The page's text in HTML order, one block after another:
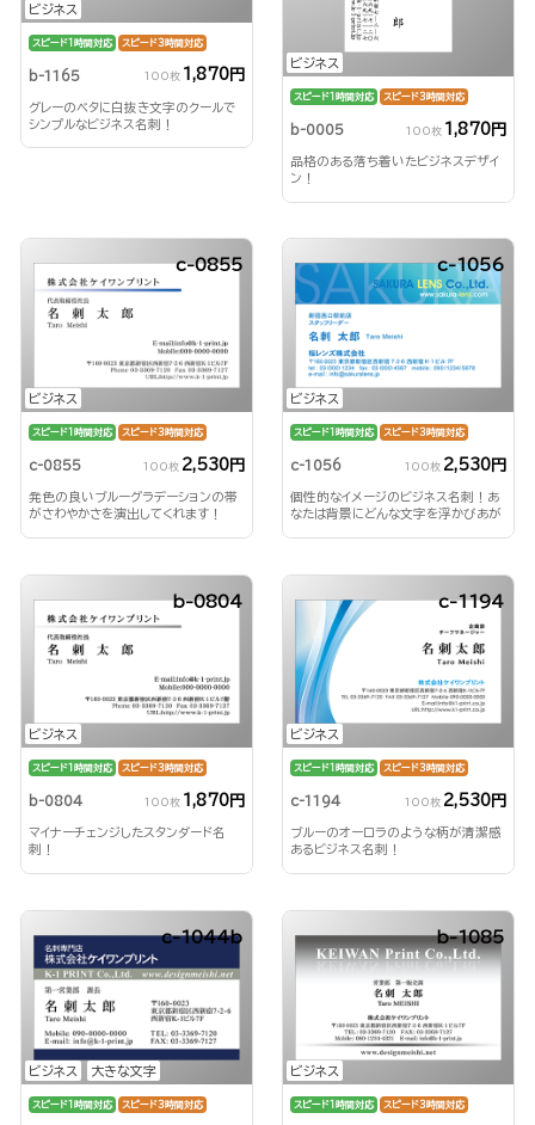
ビジネス
スピード1時間対応 スピード3時間対応
b-1165 100枚 1,870円
グレーのベタに白抜き文字のクールで
シンプルなビジネス名刺！
ビジネス
スピード1時間対応 スピード3時間対応
b-0005 100枚 1,870円
品格のある落ち着いたビジネスデザイ
ン！
ビジネス
c-0855
スピード1時間対応 スピード3時間対応
c-0855 100枚 2,530円
発色の良いブルーグラデーションの帯
がさわやかさを演出してくれます！
ビジネス
c-1056
スピード1時間対応 スピード3時間対応
c-1056 100枚 2,530円
個性的なイメージのビジネス名刺！あ
なたは背景にどんな文字を浮かびあが
ビジネス
b-0804
スピード1時間対応 スピード3時間対応
b-0804 100枚 1,870円
マイナーチェンジしたスタンダード名
刺！
ビジネス
c-1194
スピード1時間対応 スピード3時間対応
c-1194 100枚 2,530円
ブルーのオーロラのような柄が清潔感
あるビジネス名刺！
ビジネス 大きな文字
c-1044b
スピード1時間対応 スピード3時間対応
ビジネス
b-1085
スピード1時間対応 スピード3時間対応